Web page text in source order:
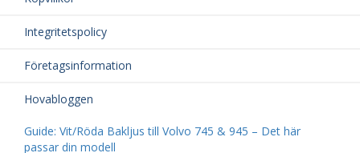
Integritetspolicy
Företagsinformation
Hovabloggen
Guide: Vit/Röda Bakljus till Volvo 745 & 945 – Det här
passar din modell